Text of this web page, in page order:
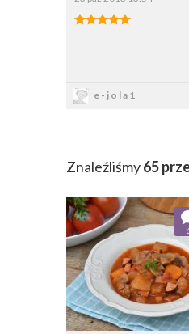
e-jola1
Znaleźliśmy65
Dodaj do